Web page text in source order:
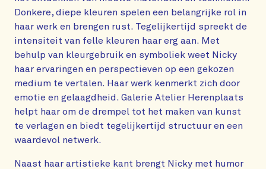
Donkere, diepe kleuren spelen een belangrijke rol in
haar werk en brengen rust. Tegelijkertijd spreekt de
intensiteit van felle kleuren haar erg aan. Met
behulp van kleurgebruik en symboliek weet Nicky
haar ervaringen en perspectieven op een gekozen
medium te vertalen. Haar werk kenmerkt zich door
emotie en gelaagdheid. Galerie Atelier Herenplaats
helpt haar om de drempel tot het maken van kunst
te verlagen en biedt tegelijkertijd structuur en een
waardevol netwerk.
Naast haar artistieke kant brengt Nicky met humor